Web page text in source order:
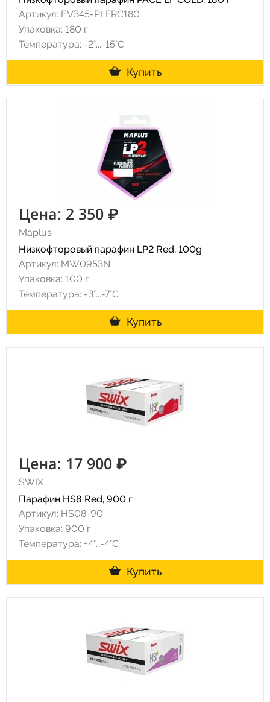
Артикул: EV345-PLFRC180
Упаковка: 180 г
Температура: -2°...-15°С
Купить
Цена: 2 350 ₽
Maplus
Низкофторовый парафин LP2 Red, 100g
Артикул: MW0953N
Упаковка: 100 г
Температура: -3°...-7°С
Купить
Цена: 17 900 ₽
SWIX
Парафин HS8 Red, 900 г
Артикул: HS08-90
Упаковка: 900 г
Температура: +4°…-4°C
Купить